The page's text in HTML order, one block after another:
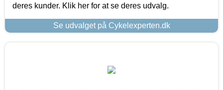
deres kunder. Klik her for at se deres udvalg.
Se udvalget på Cykelexperten.dk